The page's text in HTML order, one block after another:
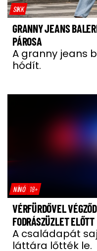
SIKK
GRANNY JEANS
PÁROSA
A granny jeans
hódít.
NÍNÓ 18+
VÉRFÜRDŐVEL
FODRÁSZÜZLET ELŐTT
A családapát
láttára lőtték le.